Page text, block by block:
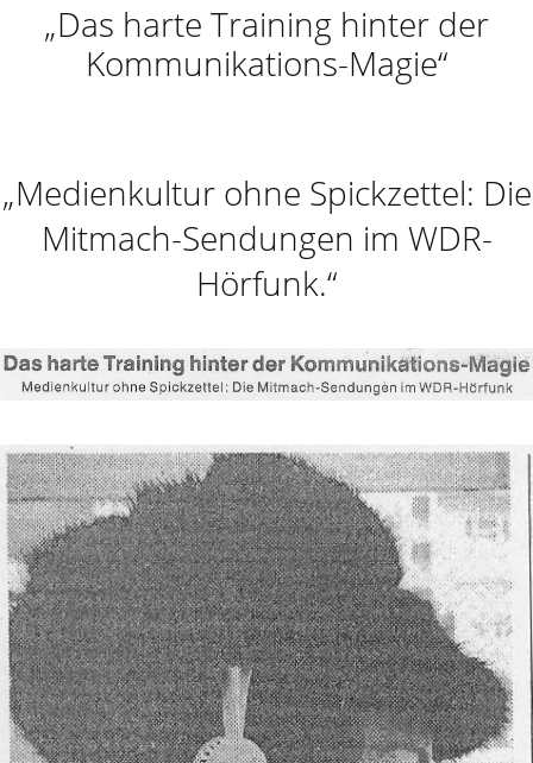
„Das harte Training hinter der
Kommunikations-Magie“
„Medienkultur ohne Spickzettel: Die
Mitmach-Sendungen im WDR-
Hörfunk.“